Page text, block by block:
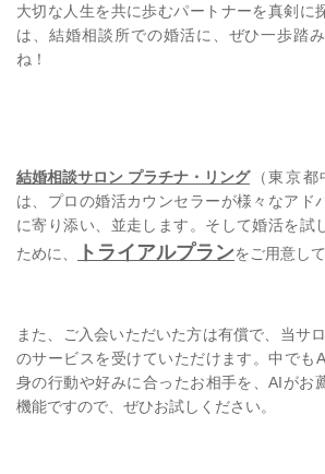
大切な人生を共に歩むパートナーを真剣に
は、結婚相談所での婚活に、ぜひ一歩踏
ね！
結婚相談サロン プラチナ・リング（東京都
は、 プロの婚活カウンセラーが様々なアド
に寄り添い、並走します。そして婚活を試
ために、
トライアルプランをご用意し
また、ご入会いただいた方は有償で、当サ
のサービスを受けていただけます。中でも
身の行動や好みに合ったお相手を、AIがお
機能ですので、ぜひお試しください。